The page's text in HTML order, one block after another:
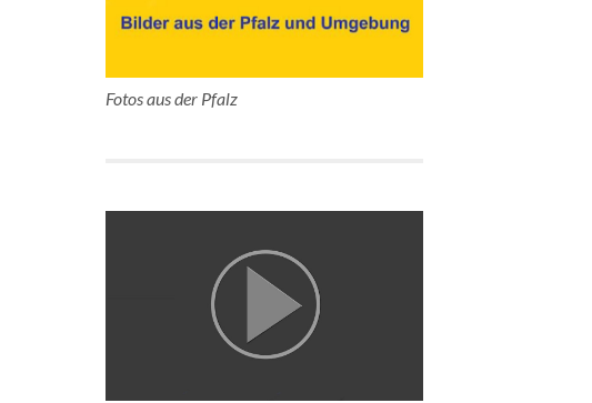
Fotos aus der Pfalz